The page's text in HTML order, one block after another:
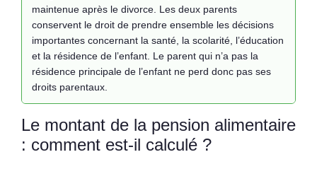
maintenue après le divorce. Les deux parents
conservent le droit de prendre ensemble les décisions
importantes concernant la santé, la scolarité, l’éducation
et la résidence de l’enfant. Le parent qui n’a pas la
résidence principale de l’enfant ne perd donc pas ses
droits parentaux.
Le montant de la pension alimentaire
: comment est-il calculé ?